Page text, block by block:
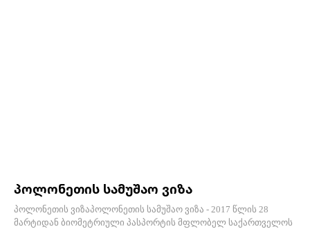
პოლონეთის სამუშაო ვიზა
პოლონეთის ვიზაპოლონეთის სამუშაო ვიზა - 2017 წლის 28
მარტიდან ბიომეტრიული პასპორტის მფლობელ საქართველოს